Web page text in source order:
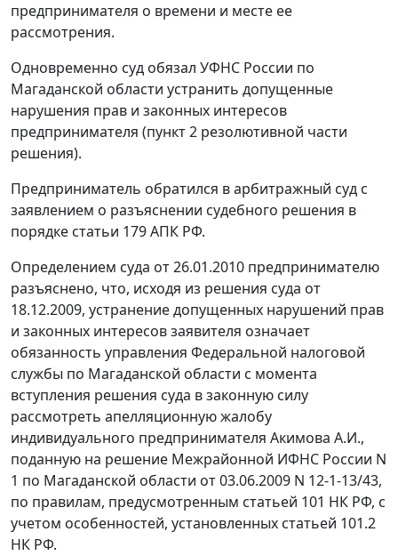
предпринимателя о времени и месте ее
рассмотрения.
Одновременно суд обязал УФНС России по
Магаданской области устранить допущенные
нарушения прав и законных интересов
предпринимателя (пункт 2 резолютивной части
решения).
Предприниматель обратился в арбитражный суд с
заявлением о разъяснении судебного решения в
порядке статьи 179АПК РФ.
Определением суда от 26.01.2010 предпринимателю
разъяснено, что, исходя из решения суда от
18.12.2009, устранение допущенных нарушений прав
и законных интересов заявителя означает
обязанность управления Федеральной налоговой
службы по Магаданской области с момента
вступления решения суда в законную силу
рассмотреть апелляционную жалобу
индивидуального предпринимателя Акимова А.И.,
поданную на решение Межрайонной ИФНС России N
1 по Магаданской области от 03.06.2009 N 12-1-13/43,
по правилам, предусмотренным статьей 101 НК РФ, с
учетом особенностей, установленных статьей 101.2
НК РФ.